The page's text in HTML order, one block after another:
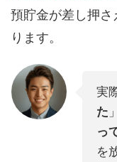
預貯金が差し押
ります。
実
た
っ
を